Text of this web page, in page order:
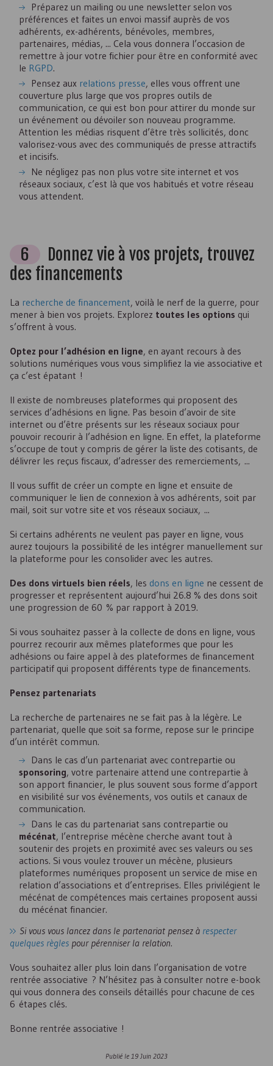
Préparez un mailing ou une newsletter selon vos
préférences et faites un envoi massif auprès de vos
adhérents, ex-adhérents, bénévoles, membres,
partenaires, médias, ... Cela vous donnera l’occasion de
remettre à jour votre fichier pour être en conformité avec
le RGPD.
Pensez aux relations presse, elles vous offrent une
couverture plus large que vos propres outils de
communication, ce qui est bon pour attirer du monde sur
un événement ou dévoiler son nouveau programme.
Attention les médias risquent d’être très sollicités, donc
valorisez-vous avec des communiqués de presse attractifs
et incisifs.
Ne négligez pas non plus votre site internet et vos
réseaux sociaux, c’est là que vos habitués et votre réseau
vous attendent.
6
Donnez vie à vos projets, trouvez
des financements
La recherche de financement, voilà le nerf de la guerre, pour
mener à bien vos projets. Explorez toutes les options qui
s’offrent à vous.
Optez pour l’adhésion en ligne, en ayant recours à des
solutions numériques vous vous simplifiez la vie associative et
ça c’est épatant !
Il existe de nombreuses plateformes qui proposent des
services d’adhésions en ligne. Pas besoin d’avoir de site
internet ou d’être présents sur les réseaux sociaux pour
pouvoir recourir à l’adhésion en ligne. En effet, la plateforme
s’occupe de tout y compris de gérer la liste des cotisants, de
délivrer les reçus fiscaux, d’adresser des remerciements, ...
Il vous suffit de créer un compte en ligne et ensuite de
communiquer le lien de connexion à vos adhérents, soit par
mail, soit sur votre site et vos réseaux sociaux, ...
Si certains adhérents ne veulent pas payer en ligne, vous
aurez toujours la possibilité de les intégrer manuellement sur
la plateforme pour les consolider avec les autres.
Des dons virtuels bien réels, les dons en ligne ne cessent de
progresser et représentent aujourd’hui 26.8 % des dons soit
une progression de 60 % par rapport à 2019.
Si vous souhaitez passer à la collecte de dons en ligne, vous
pourrez recourir aux mêmes plateformes que pour les
adhésions ou faire appel à des plateformes de financement
participatif qui proposent différents type de financements.
Pensez partenariats
La recherche de partenaires ne se fait pas à la légère. Le
partenariat, quelle que soit sa forme, repose sur le principe
d’un intérêt commun.
Dans le cas d’un partenariat avec contrepartie ou
sponsoring, votre partenaire attend une contrepartie à
son apport financier, le plus souvent sous forme d’apport
en visibilité sur vos événements, vos outils et canaux de
communication.
Dans le cas du partenariat sans contrepartie ou
mécénat, l’entreprise mécène cherche avant tout à
soutenir des projets en proximité avec ses valeurs ou ses
actions. Si vous voulez trouver un mécène, plusieurs
plateformes numériques proposent un service de mise en
relation d’associations et d’entreprises. Elles privilégient le
mécénat de compétences mais certaines proposent aussi
du mécénat financier.
Si vous vous lancez dans le partenariat pensez à respecter
quelques règles pour pérenniser la relation.
Vous souhaitez aller plus loin dans l’organisation de votre
rentrée associative ? N’hésitez pas à consulter notre e-book
qui vous donnera des conseils détaillés pour chacune de ces
6 étapes clés.
Bonne rentrée associative !
Publié le 19 Juin 2023